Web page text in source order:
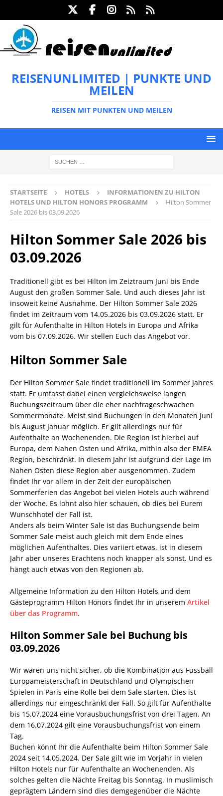
REISENUNLIMITED | PUNKTE UND
MEILEN
REISEN MIT PUNKTEN UND MEILEN
STARTSEITE HOTELS
INFORMATIONEN ZU HILTON
HOTELS UND HILTON HONORS PROGRAMM
Hilton Sommer
Sale 2026 bis 03.09.2026
Hilton Sommer Sale 2026 bis
03.09.2026
Traditionell gibt es bei Hilton im Zeiztraum Juni bis Ende
August den großen Sommer Sale. Und auch dieses Jahr ist
insoweit keine Ausnahme. Der Hilton Sommer Sale 2026
findet im Zeitraum vom 14.05.2026 bis 03.09.2026 statt. Er
gilt für Aufenthalte in Hilton Hotels in Europa und Afrika
vom bis 07.09.2026. Wir stellen Euch das Angebot vor.
Hilton Sommer Sale
Der Hilton Sommer Sale findet traditionell im Sommer Jahres
statt. Er umfasst dabei einen vergleichsweise langen
Buchungszeitraum über die eher nachfrageschwachen
Sommermonate. Meist sind Buchungen in den Monaten Juni
bis August Januar möglich. Er gilt allerdings nur für
Aufenthalte an Wochenenden. Die Region ist hierbei auf
Europa, dem Nahen Osten und Afrika, mithin also der EMEA
Region, beschränkt. In diesem Jahr ist aufgrund der Lage im
Nahen Osten diese Region aber ausgenommen. Zudem
findet Ihr vor allem in der Zeit der europäischen
Sommerferien das Angebot bei vielen Hotels auch während
der Woche. Es lohnt also hier schauen, ob dies bei Eurem
Wunschhotel der Fall ist.
Anders als beim Winter Sale ist das Buchungsende beim
Sommer Sale meist auch gleich mit dem Ende eines
möglichen Aufenthaltes. Dies variiert etwas, ist in diesem
Jahr aber unseres Erachtens noch knapper als sonst. Und es
hängt auch etwas von den Regionen ab.
Allgemeine Information zu den Hilton Hotels und dem
Gästeprogramm Hilton Honors findet Ihr in unserem Artikel
über das Programm.
Hilton Sommer Sale bei Buchung bis
03.09.2026
Wir waren uns nicht sicher, ob die Kombination aus Fussball
Europameisterschaft in Deutschland und Olympischen
Spielen in Paris eine Rolle bei dem Sale starten. Dies ist
allerdings nur eingeschränkt der Fall. So gilt für Aufenthalte
bis 15.07.2024 eine Vorausbuchungsfrist von drei Tagen. An
dem 16.07.2024 gilt eine Vorausbuchungsfrist von einem
Tag.
Buchen könnt Ihr die Aufenthalte beim Hilton Sommer Sale
2024 seit 14.05.2024. Der Sale gilt wie im Vorjahr in vielen
Hilton Hotels nur für Aufenthalte an Wochenenden. Als
solches gelten die Nächte Freitag bis Sonntag. In muslimisch
geprägtem Ländern sind dies demgegenüber die Nächte